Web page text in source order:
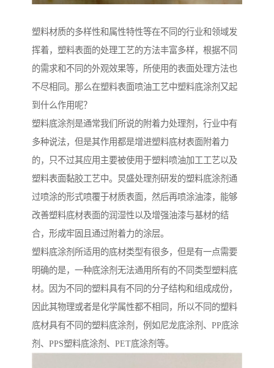
塑料材质的多样性和属性特性等在不同的行业和领域发
挥着，塑料表面的处理工艺的方法丰富多样，根据不同
的需求和不同的外观效果等，所使用的表面处理方法也
不尽相同。那么在塑料表面喷油工艺中塑料底涂剂又起
到什么作用呢？
塑料底涂剂是通常我们所说的附着力处理剂，行业中有
多种说法，但是其作用都是增进塑料底材表面附着力
的，只不过其应用主要被使用于塑料喷油加工工艺以及
塑料表面黏胶工艺中。炅盛处理剂研发的塑料底涂剂通
过喷涂的形式喷覆于材质表面，然后再喷涂油漆，能够
改善塑料底材表面的润湿性以及增强油漆与基材的结
合，形成牢固且通过附着力的涂层。
塑料底涂剂所适用的底材类型有很多，但是有一点需要
明确的是，一种底涂剂无法通用所有的不同类型塑料底
材。因为不同的塑料具有不同的分子结构和组成成份，
因此其物理或者是化学属性都不相同，所以不同的塑料
底材具有不同的塑料底涂剂，例如尼龙底涂剂、PP底涂
剂、PPS塑料底涂剂、PET底涂剂等。